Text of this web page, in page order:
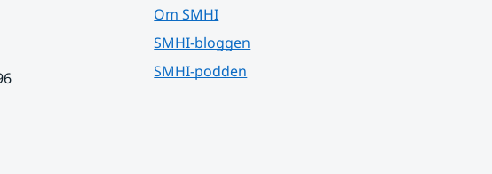
Om SMHI
SMHI-bloggen
SMHI-podden